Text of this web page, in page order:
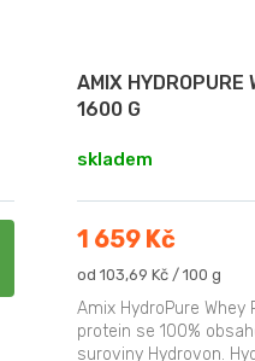
AMIX HYDROPURE
1600 G
skladem
1 659 Kč
Měrná
od 103,69 Kč / 100 g
Amix HydroPure
protein se 100%
suroviny Hydrovon.